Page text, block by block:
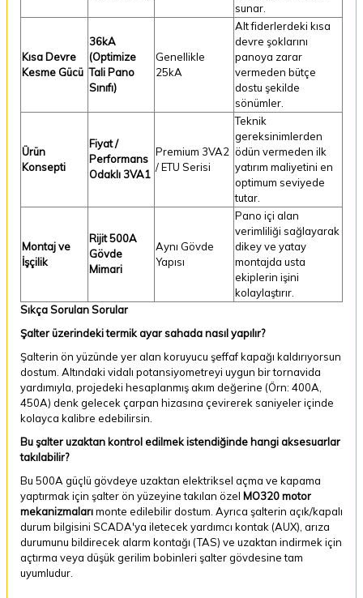
sunar.
Kısa Devre
Kesme Gücü
36kA
(Optimize
Tali Pano
Sınıfı)
Genellikle
25kA
Alt fiderlerdeki kısa
devre şoklarını
panoya zarar
vermeden bütçe
dostu şekilde
sönümler.
Ürün
Konsepti
Fiyat /
Performans
Odaklı 3VA1
Premium 3VA2
/ ETU Serisi
Teknik
gereksinimlerden
ödün vermeden ilk
yatırım maliyetini en
optimum seviyede
tutar.
Montaj ve
İşçilik
Rijit 500A
Gövde
Mimari
Aynı Gövde
Yapısı
Pano içi alan
verimliliği sağlayarak
dikey ve yatay
montajda usta
ekiplerin işini
kolaylaştırır.
Sıkça Sorulan Sorular
Şalter üzerindeki termik ayar sahada nasıl yapılır?
Şalterin ön yüzünde yer alan koruyucu şeffaf kapağı kaldırıyorsun
dostum. Altındaki vidalı potansiyometreyi uygun bir tornavida
yardımıyla, projedeki hesaplanmış akım değerine (Örn: 400A,
450A) denk gelecek çarpan hizasına çevirerek saniyeler içinde
kolayca kalibre edebilirsin.
Bu şalter uzaktan kontrol edilmek istendiğinde hangi aksesuarlar
takılabilir?
Bu 500A güçlü gövdeye uzaktan elektriksel açma ve kapama
yaptırmak için şalter ön yüzeyine takılan özel MO320 motor
mekanizmalarımonte edilebilir dostum. Ayrıca şalterin açık/kapalı
durum bilgisini SCADA'ya iletecek yardımcı kontak (AUX), arıza
durumunu bildirecek alarm kontağı (TAS) ve uzaktan indirmek için
açtırma veya düşük gerilim bobinleri şalter gövdesine tam
uyumludur.